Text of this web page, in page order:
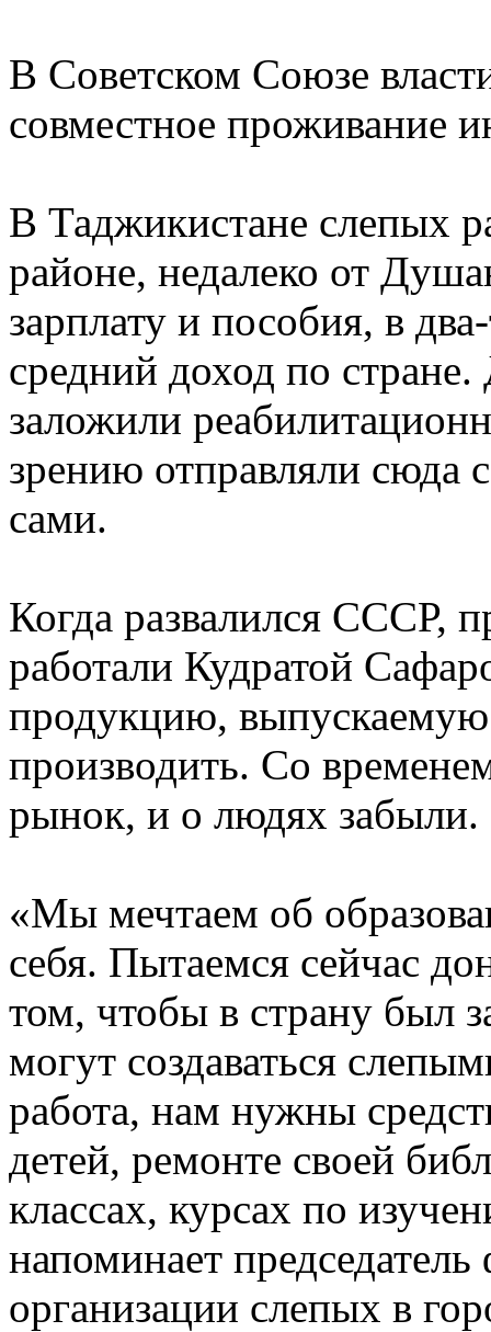
В Советском Союзе
совместное проживание
В Таджикистане слепых
районе, недалеко от
зарплату и пособия, в
средний доход по
заложили
зрению отправляли сюда
сами.
Когда развалился СССР,
работали Кудратой
продукцию, выпускаемую
производить. Со
рынок, и о людях забыли.
«Мы мечтаем об
себя. Пытаемся сейчас
том, чтобы в страну был
могут создаваться
работа, нам нужны
детей, ремонте своей
классах, курсах по
напоминает
организации слепых в